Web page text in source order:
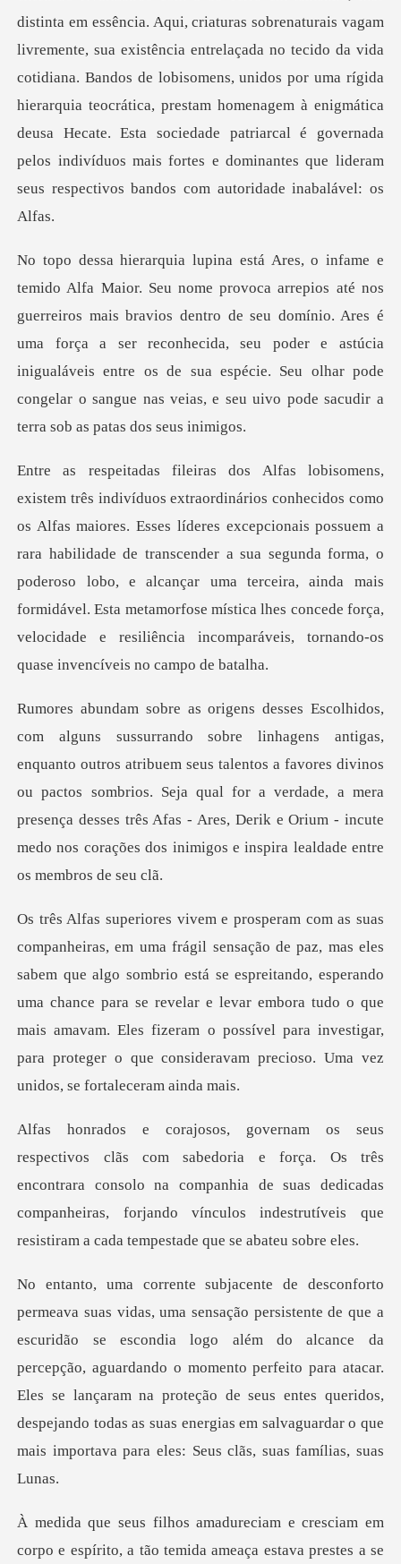
vremente, sua existência entrelaçada no tecido da vida
cotidiana. Bandos de lobisomens, unidos por uma rígida
hierarquia teocrática, prestam homenagem à enigmática
d
mais bravios dentro de seu domínio. Ares é
uma força a ser reconhecida, seu poder e astúcia
inigualáveis entre os de s
s excepcionais possuem a
rara habilidade de transcender a sua segunda forma, o
poderoso lobo, e alcançar uma terceira, ainda mais
formidáv
atribuem seus talentos a favores divinos
ou pactos sombrios. Seja qual for a verdade, a mera
presença desses três
algo sombrio está se espreitando, esperando
uma chance para se revelar e levar embora tudo o que
mais amavam. Eles fize
. Os três
encontrara consolo na companhia de suas dedicadas
companheiras, forjando
a logo além do alcance da
percepção, aguardando o momento perfeito para atacar.
Eles se lançaram na proteção de seus entes que